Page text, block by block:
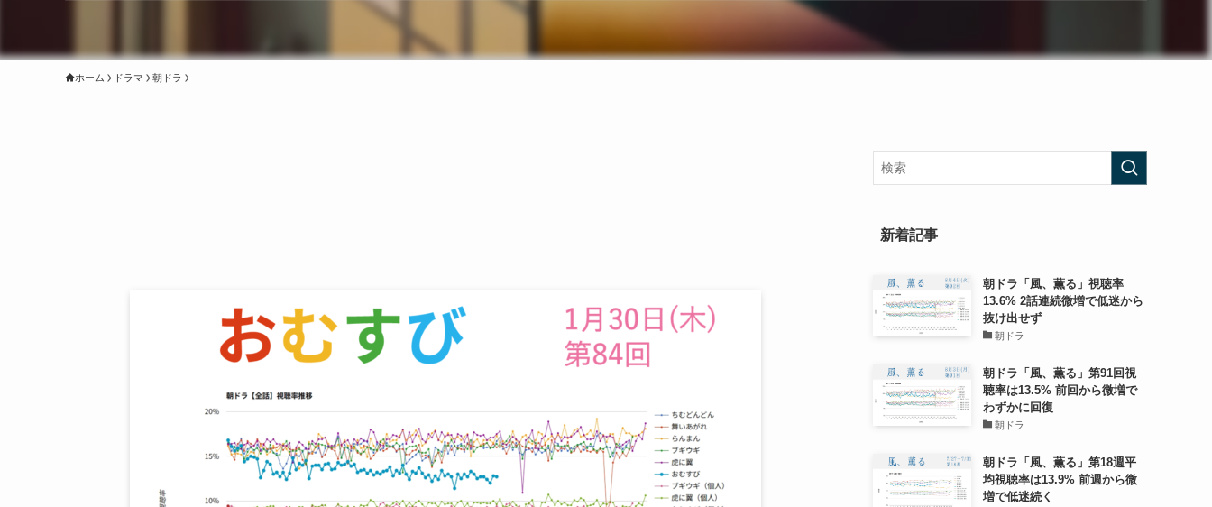
ホーム ドラマ 朝ドラ
新着記事
朝ドラ「風、薫る」視聴率
13.6% 2話連続微増で低迷から
抜け出せず
朝ドラ
朝ドラ「風、薫る」第91回視
聴率は13.5% 前回から微増で
わずかに回復
朝ドラ
朝ドラ「風、薫る」第18週平
均視聴率は13.9% 前週から微
増で低迷続く